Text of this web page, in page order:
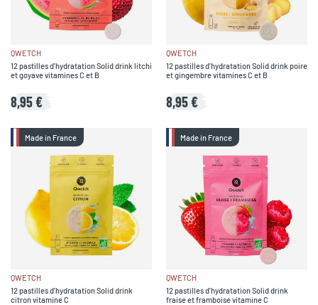
QWETCH
12 pastilles d'hydratation Solid drink litchi
et goyave vitamines C et B
8,95 €
QWETCH
12 pastilles d'hydratation Solid drink poire
et gingembre vitamines C et B
8,95 €
Made in France
QWETCH
12 pastilles d'hydratation Solid drink
citron vitamine C
Made in France
QWETCH
12 pastilles d'hydratation Solid drink
fraise et framboise vitamine C